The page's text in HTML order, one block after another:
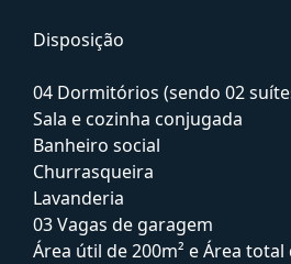
Disposição
04 Dormitórios (sendo 02
Sala e cozinha conjugada
Banheiro social
Churrasqueira
Lavanderia
03 Vagas de garagem
Área útil de 200m² e Área total